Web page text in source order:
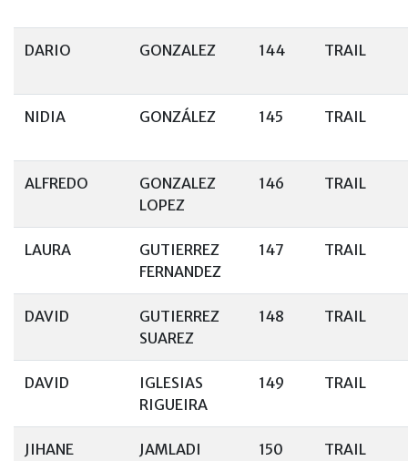
DARIO GONZALEZ 144 TRAIL
NIDIA GONZÁLEZ 145 TRAIL
ALFREDO
GONZALEZ
LOPEZ
146 TRAIL
LAURA
GUTIERREZ
FERNANDEZ
147 TRAIL
DAVID
GUTIERREZ
SUAREZ
148 TRAIL
DAVID
IGLESIAS
RIGUEIRA
149 TRAIL
JIHANE
JAMLADI
150 TRAIL